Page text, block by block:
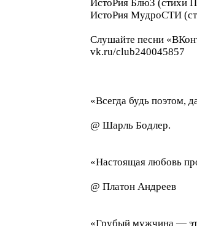
ИстоРия БлюЗ (стихи
ИстоРия МудроСТИ
Слушайте песни
vk.ru/club240045857
«Всегда будь поэтом,
@ Шарль Бодлер.
«Настоящая любовь
@ Платон Андреев
«Грубый мужчина —